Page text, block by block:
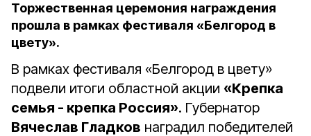
Торжественная церемония награждения
прошла в рамках фестиваля «Белгород в
цвету».
В рамках фестиваля «Белгород в цвету»
подвели итоги областной акции «Крепка
семья - крепка Россия». Губернатор
Вячеслав Гладков наградил победителей